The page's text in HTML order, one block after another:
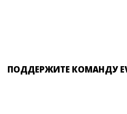
ПОДДЕРЖИТЕ КОМАНДУ